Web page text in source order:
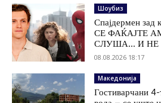
Шоубиз
Спајдермен
СЕ ФАЌАЈТЕ
СЛУША… И НЕ
08.08.2026 18:17
Македонија
Гостиварчани 4-